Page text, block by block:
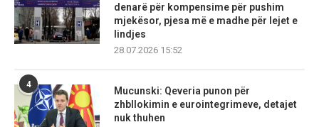
denarë për kompensime për pushim
mjekësor, pjesa më e madhe për lejet e
lindjes
28.07.2026 15:52
4
Mucunski: Qeveria punon për
zhbllokimin e eurointegrimeve, detajet
nuk thuhen